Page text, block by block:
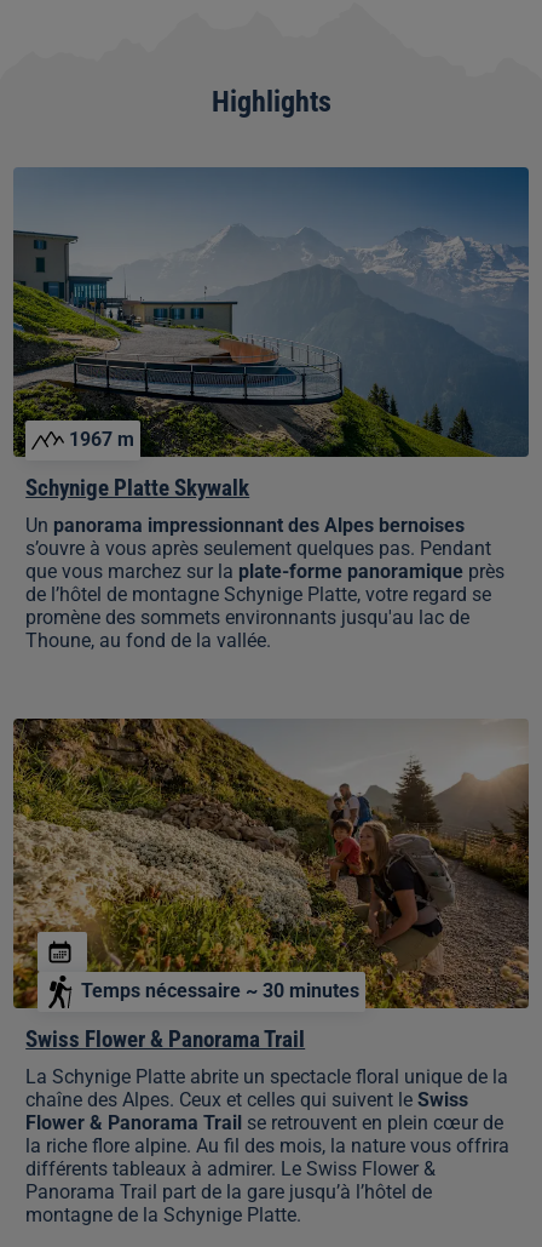
Highlights
Schynige
1967 m
Schynige Platte Skywalk
Un panorama impressionnant des Alpes bernoises
s’ouvre à vous après seulement quelques pas. Pendant
que vous marchez sur la plate-forme panoramique près
de l’hôtel de montagne Schynige Platte, votre regard se
promène des sommets environnants jusqu'au lac de
Thoune, au fond de la vallée.
Swiss
Flower
&
Panorama
Trail
Temps nécessaire ~ 30 minutes
Swiss Flower & Panorama Trail
La Schynige Platte abrite un spectacle floral unique de la
chaîne des Alpes. Ceux et celles qui suivent leSwiss
Flower & Panorama Trail se retrouvent en plein cœur de
la riche flore alpine. Au fil des mois, la nature vous offrira
différents tableaux à admirer. Le Swiss Flower &
Panorama Trail part de la gare jusqu’à l’hôtel de
montagne de la Schynige Platte.